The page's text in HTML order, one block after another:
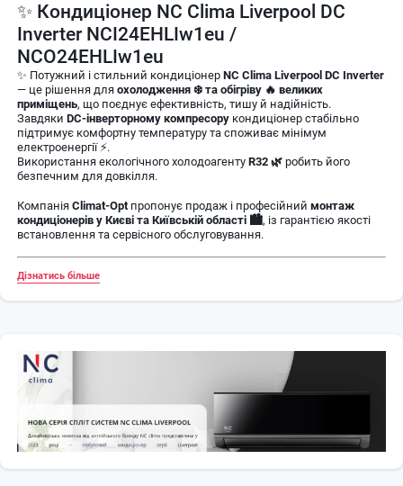
✨ Кондиціонер NC Clima Liverpool DC
Inverter NCI24EHLIw1eu /
NCO24EHLIw1eu
✨ Потужний і стильний кондиціонер NC Clima Liverpool DC Inverter
— це рішення для охолодження ❄️ та обігріву 🔥 великих
приміщень, що поєднує ефективність, тишу й надійність.
Завдяки DC-інверторному компресорукондиціонер стабільно
підтримує комфортну температуру та споживає мінімум
електроенергії ⚡.
Використання екологічного холодоагенту R32 🌿робить його
безпечним для довкілля.
Компанія Climat-Optпропонує продаж і професійний монтаж
кондиціонерів у Києві та Київській області 🏙️, із гарантією якості
встановлення та сервісного обслуговування.
✅ Основні переваги
⚡Енергоефективність класу А / А++
✨Сучасний дизайн— стильна біла панель із м’яким глянцем
🏙️Професійний монтаж кондиціонера в Києві та Київській області
від Climat-Opt
💨 Технічні характеристики
Потужність охолодження:7,0 кВт
Потужність обігріву:7,2 кВт
Тип компресора: DC-інвертор
Дізнатись більше